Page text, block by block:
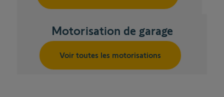
Motorisation de garage
Voir toutes les motorisations